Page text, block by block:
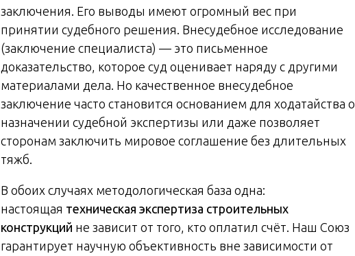
заключения. Его выводы имеют огромный вес при
принятии судебного решения. Внесудебное исследование
(заключение специалиста) — это письменное
доказательство, которое суд оценивает наряду с другими
материалами дела. Но качественное внесудебное
заключение часто становится основанием для ходатайства о
назначении судебной экспертизы или даже позволяет
сторонам заключить мировое соглашение без длительных
тяжб.
В обоих случаях методологическая база одна:
настоящая техническая экспертиза строительных
конструкций не зависит от того, кто оплатил счёт. Наш Союз
гарантирует научную объективность вне зависимости от